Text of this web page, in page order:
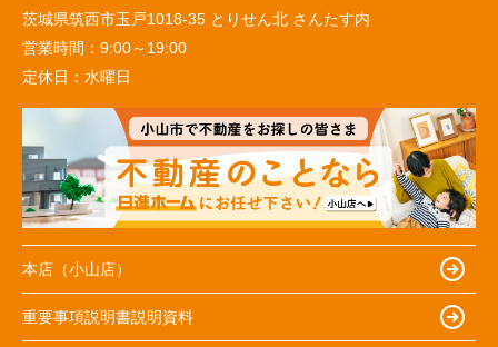
茨城県筑西市玉戸1018-35 とりせん北 さんたす内
営業時間： 9:00～19:00
定休日： 水曜日
本店（小山店）
重要事項説明書説明資料